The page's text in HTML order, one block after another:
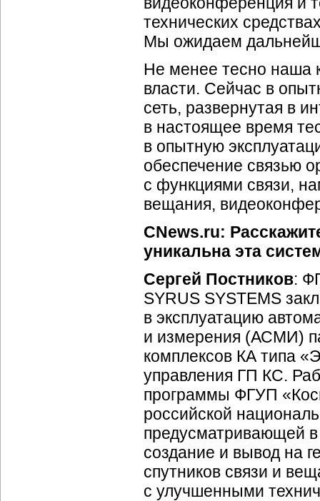
технических
Мы ожидаем
Не менее тесно наша
власти. Сейчас в
сеть, развернутая в
в настоящее время
в опытную
обеспечение связью
с функциями связи,
вещания,
CNews.ru:
уникальна эта
Сергей Постников:
SYRUS SYSTEMS
в эксплуатацию
и измерения (АСМИ)
комплексов КА типа «
управления ГП КС.
программы ФГУП
российской
предусматривающей
создание и вывод на
спутников связи и
с улучшенными